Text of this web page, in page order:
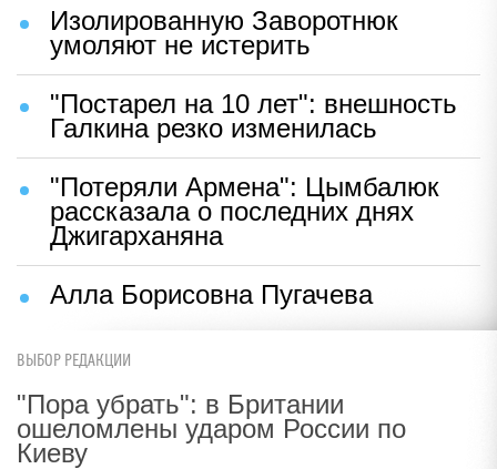
Изолированную Заворотнюк
умоляют не истерить
"Постарел на 10 лет": внешность
Галкина резко изменилась
"Потеряли Армена": Цымбалюк
рассказала о последних днях
Джигарханяна
Алла Борисовна Пугачева
ВЫБОР РЕДАКЦИИ
"Пора убрать": в Британии
ошеломлены ударом России по
Киеву